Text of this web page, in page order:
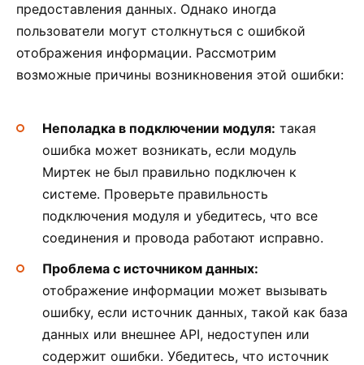
предоставления данных. Однако иногда
пользователи могут столкнуться с ошибкой
отображения информации. Рассмотрим
возможные причины возникновения этой ошибки:
Неполадка в подключении модуля: такая
ошибка может возникать, если модуль
Миртек не был правильно подключен к
системе. Проверьте правильность
подключения модуля и убедитесь, что все
соединения и провода работают исправно.
Проблема с источником данных:
отображение информации может вызывать
ошибку, если источник данных, такой как база
данных или внешнее API, недоступен или
содержит ошибки. Убедитесь, что источник